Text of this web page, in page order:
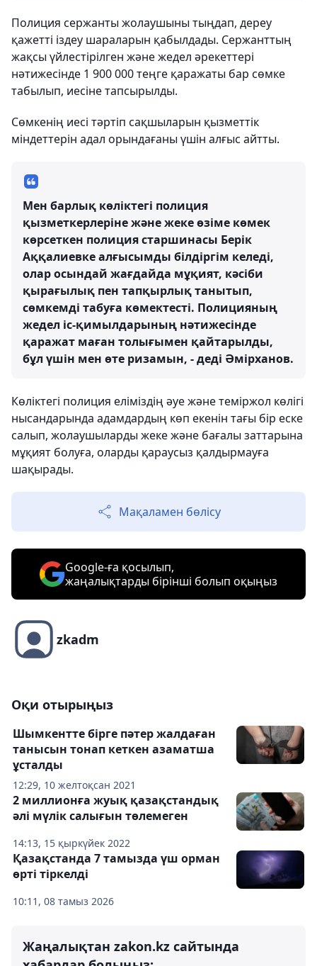
Полиция сержанты жолаушыны тыңдап, дереу
қажетті іздеу шараларын қабылдады. Сержанттың
жақсы үйлестірілген және жедел әрекеттері
нәтижесінде 1 900 000 теңге қаражаты бар сөмке
табылып, иесіне тапсырылды.
Сөмкенің иесі тәртіп сақшыларын қызметтік
міндеттерін адал орындағаны үшін алғыс айтты.
Мен барлық көліктегі полиция
қызметкерлеріне және жеке өзіме көмек
көрсеткен полиция старшинасы Берік
Аққалиевке алғысымды білдіргім келеді,
олар осындай жағдайда мұқият, кәсіби
қырағылық пен тапқырлық танытып,
сөмкемді табуға көмектесті. Полицияның
жедел іс-қимылдарының нәтижесінде
қаражат маған толығымен қайтарылды,
бұл үшін мен өте ризамын, - деді Әмірханов.
Көліктегі полиция еліміздің әуе және теміржол көлігі
нысандарында адамдардың көп екенін тағы бір еске
салып, жолаушыларды жеке және бағалы заттарына
мұқият болуға, оларды қараусыз қалдырмауға
шақырады.
Мақаламен бөлісу
Google-ға қосылып,
жаңалықтарды бірінші болып оқыңыз
zkadm
Оқи отырыңыз
12:29, 10 желтоқсан 2021
Шымкентте бірге пәтер жалдаған
танысын тонап кеткен азаматша
ұсталды
14:13, 15 қыркүйек 2022
2 миллионға жуық қазақстандық
әлі мүлік салығын төлемеген
10:11, 08 тамыз 2026
Қазақстанда 7 тамызда үш орман
өрті тіркелді
Жаңалықтан zakon.kz сайтында